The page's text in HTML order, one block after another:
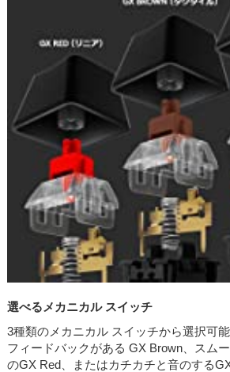
選べるメカニカル スイッチ
3種類のメカニカル スイッチから選択可
フィードバックがある GX Brown、スム
のGX Red、またはカチカチと音のするGX